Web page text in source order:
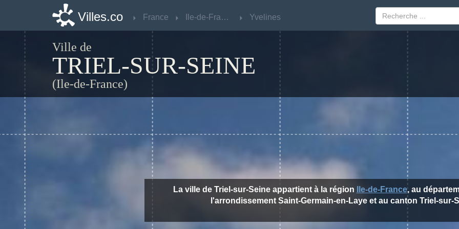
Villes.co France Ile-de-France Yvelines
Ville de
TRIEL-SUR-SEINE
(Ile-de-France)
La ville de Triel-sur-Seine appartient à la région Ile-de-France, au
l'arrondissement Saint-Germain-en-Laye et au canton Triel-sur-
Villes.co France Ile-de-France Yvelines